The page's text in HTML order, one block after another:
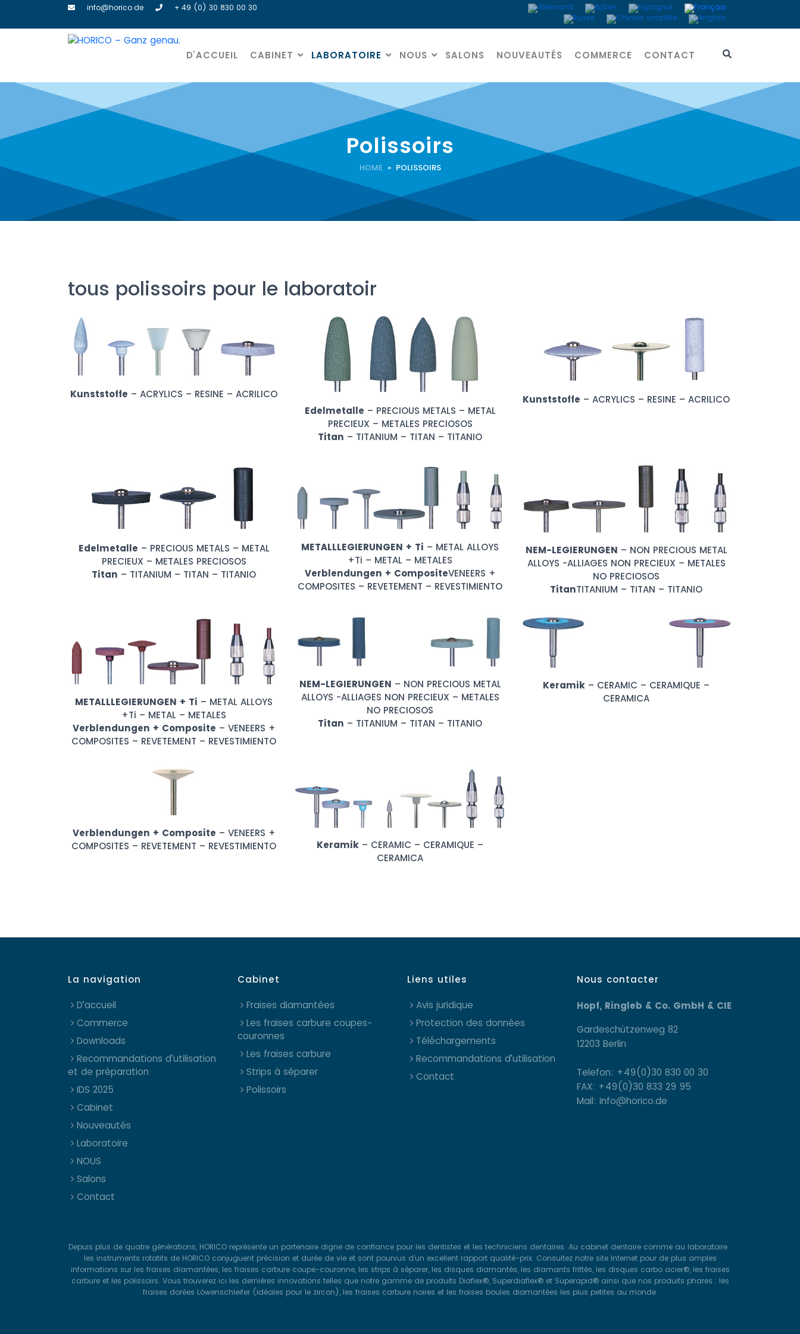
info@horico.de + 49 (0) 30 830 00 30
D’ACCUEIL CABINET LABORATOIRE NOUS SALONS NOUVEAUTÉS COMMERCE CONTACT
Polissoirs
HOME » POLISSOIRS
tous polissoirs pour le laboratoir
Kunststoffe – ACRYLICS – RESINE – ACRILICO
Edelmetalle – PRECIOUS METALS – METAL
PRECIEUX – METALES PRECIOSOS
Titan – TITANIUM – TITAN – TITANIO
Kunststoffe – ACRYLICS – RESINE – ACRILICO
Edelmetalle – PRECIOUS METALS – METAL
PRECIEUX – METALES PRECIOSOS
Titan – TITANIUM – TITAN – TITANIO
METALLLEGIERUNGEN + Ti – METAL ALLOYS
+Ti – METAL – METALES
Verblendungen + CompositeVENEERS +
COMPOSITES – REVETEMENT – REVESTIMIENTO
NEM-LEGIERUNGEN – NON PRECIOUS METAL
ALLOYS -ALLIAGES NON PRECIEUX – METALES
NO PRECIOSOS
TitanTITANIUM – TITAN – TITANIO
METALLLEGIERUNGEN + Ti – METAL ALLOYS
+Ti – METAL – METALES
Verblendungen + Composite – VENEERS +
COMPOSITES – REVETEMENT – REVESTIMIENTO
NEM-LEGIERUNGEN – NON PRECIOUS METAL
ALLOYS -ALLIAGES NON PRECIEUX – METALES
NO PRECIOSOS
Titan – TITANIUM – TITAN – TITANIO
Keramik – CERAMIC – CERAMIQUE –
CERAMICA
Verblendungen + Composite – VENEERS +
COMPOSITES – REVETEMENT – REVESTIMIENTO
Keramik – CERAMIC – CERAMIQUE –
CERAMICA
La navigation
D’accueil
Commerce
Downloads
Recommandations d’utilisation
et de préparation
IDS 2025
Cabinet
Nouveautés
Laboratoire
NOUS
Salons
Contact
Cabinet
Fraises diamantées
Les fraises carbure coupes-
couronnes
Les fraises carbure
Strips à séparer
Polissoirs
Liens utiles
Avis juridique
Protection des données
Téléchargements
Recommandations d’utilisation
Contact
Nous contacter
Hopf, Ringleb & Co. GmbH & CIE
Gardeschützenweg 82
12203 Berlin
Telefon: +49(0)30 830 00 30
FAX: +49(0)30 833 29 95
Mail: info@horico.de
Depuis plus de quatre générations, HORICO représente un partenaire digne de confiance pour les dentistes et les techniciens dentaires. Au cabinet dentaire comme au laboratoire :
les instruments rotatifs de HORICO conjuguent précision et durée de vie et sont pourvus d’un excellent rapport qualité-prix. Consultez notre site Internet pour de plus amples
informations sur les fraises diamantées, les fraises carbure coupe-couronne, les strips à séparer, les disques diamantés, les diamants frittés, les disques carbo acier®, les fraises
carbure et les polissoirs. Vous trouverez ici les dernières innovations telles que notre gamme de produits Diaflex®, Superdiaflex® et Superapid® ainsi que nos produits phares : les
fraises dorées Löwenschleifer (idéales pour le zircon), les fraises carbure noires et les fraises boules diamantées les plus petites au monde.